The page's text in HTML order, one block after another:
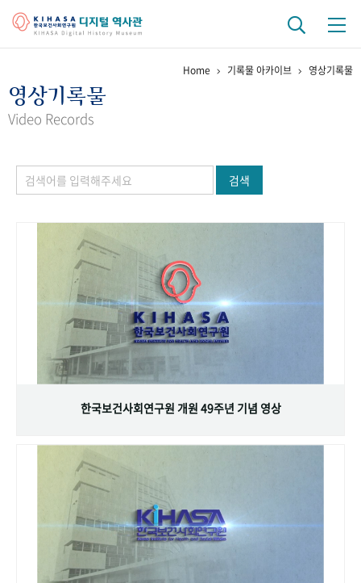
걸어온 길 기관 변천사
정책과 연구 키워드로 보는 연구 역사
연구자들
기록물 아카이브
사진 아카이브 문서 기록물 행정박물 영상 기록물
주년 기념
성과 50선 숫자로 보는 50년
VR 역사관
Home 기록물 아카이브 영상기록물
영상기록물
Video Records
검색
한국보건사회연구원 개원 49주년 기념 영상